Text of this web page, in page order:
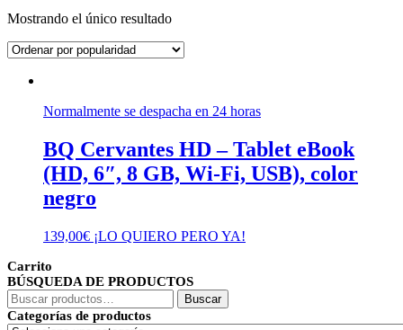
Mostrando el único resultado
Normalmente se despacha en 24 horas
BQ Cervantes HD – Tablet eBook
(HD, 6″, 8 GB, Wi-Fi, USB), color
negro
139,00€ ¡LO QUIERO PERO YA!
Carrito
BÚSQUEDA DE PRODUCTOS
Buscar
por:
Buscar
Categorías de productos